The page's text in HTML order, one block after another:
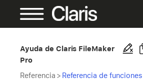
Ayuda de Claris FileMaker
Pro
Referencia > Referencia de funciones